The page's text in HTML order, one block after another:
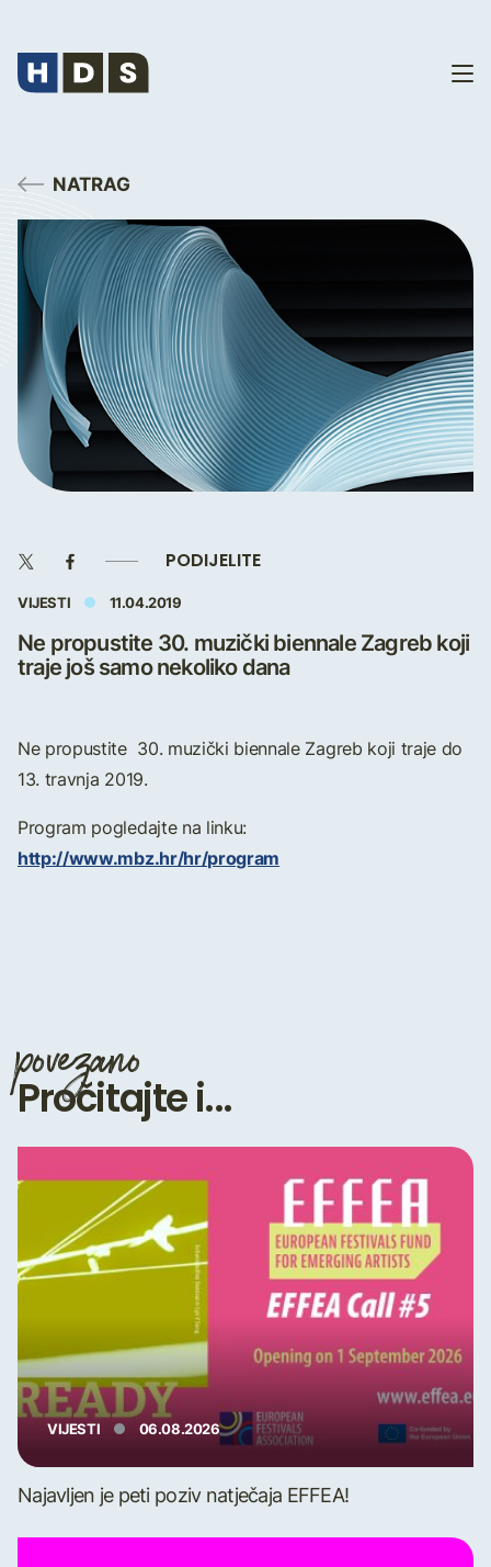
NATRAG
PODIJELITE
VIJESTI 11.04.2019
Ne propustite 30. muzički biennale Zagreb koji
traje još samo nekoliko dana
Ne propustite 30. muzički biennale Zagreb koji traje do
13. travnja 2019.
Program pogledajte na linku:
http://www.mbz.hr/hr/program
povezano
Pročitajte i...
VIJESTI 06.08.2026
Najavljen je peti poziv natječaja EFFEA!